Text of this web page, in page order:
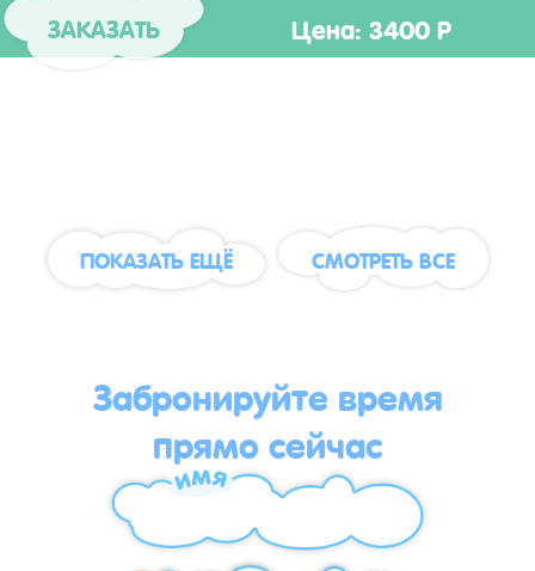
ЗАКАЗАТЬ Цена: 3400 Р
ПОКАЗАТЬ ЕЩЁ СМОТРЕТЬ ВСЕ
Забронируйте время
прямо сейчас